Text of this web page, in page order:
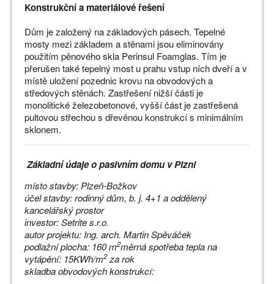
Konstrukční a materiálové řešení
Dům je založený na základových pásech. Tepelné
mosty mezi základem a stěnami jsou eliminovány
použitím pěnového skla Perinsul Foamglas. Tím je
přerušen také tepelný most u prahu vstup ních dveří a v
místě uložení pozednic krovu na obvodových a
středových stěnách. Zastřešení nižší části je
monolitické železobetonové, vyšší část je zastřešená
pultovou střechou s dřevěnou konstrukcí s minimálním
sklonem.
Základní údaje o pasivním domu v Plzni
místo stavby: Plzeň-Božkov
účel stavby: rodinný dům, b. j. 4+1 a oddělený
kancelářský prostor
investor: Setrite s.r.o.
autor projektu: Ing. arch. Martin Spěváček
podlažní plocha: 160 m2měrná spotřeba tepla na
vytápění: 15KWh/m2za rok
skladba obvodových konstrukcí: